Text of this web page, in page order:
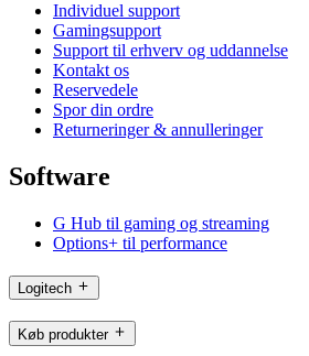
Individuel support
Gamingsupport
Support til erhverv og uddannelse
Kontakt os
Reservedele
Spor din ordre
Returneringer & annulleringer
Software
G Hub til gaming og streaming
Options+ til performance
Logitech
Køb produkter